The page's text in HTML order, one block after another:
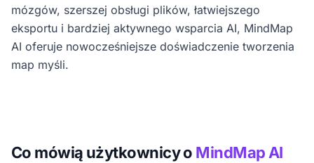
mózgów, szerszej obsługi plików, łatwiejszego
eksportu i bardziej aktywnego wsparcia AI, MindMap
AI oferuje nowocześniejsze doświadczenie tworzenia
map myśli.
Co mówią użytkownicy o MindMap AI